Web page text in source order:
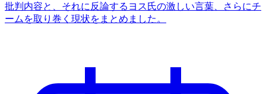
批判内容と、それに反論するヨス氏の激しい言葉、さらにチ
ームを取り巻く現状をまとめました。